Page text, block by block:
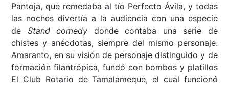
Pantoja, que remedaba al tío Perfecto Ávila, y todas
las noches divertía a la audiencia con una especie
de Stand comedy donde contaba una serie de
chistes y anécdotas, siempre del mismo personaje.
Amaranto, en su visión de personaje distinguido y de
formación filantrópica, fundó con bombos y platillos
El Club Rotario de Tamalameque, el cual funcionó